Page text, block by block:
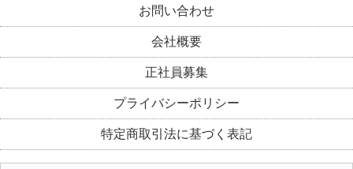
お問い合わせ
会社概要
正社員募集
プライバシーポリシー
特定商取引法に基づく表記